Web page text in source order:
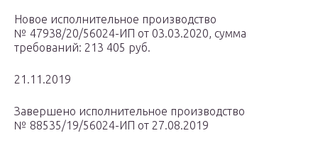
Новое исполнительное производство
№ 47938/20/56024-ИП от 03.03.2020, сумма
требований: 213 405 руб.
21.11.2019
Завершено исполнительное производство
№ 88535/19/56024-ИП от 27.08.2019